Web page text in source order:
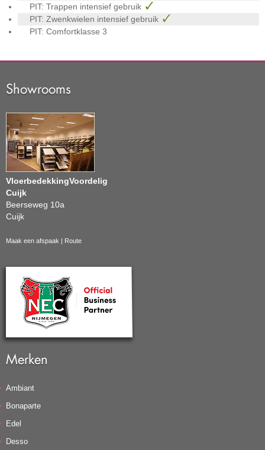
PIT: Trappen intensief gebruik
PIT: Zwenkwielen intensief gebruik
PIT: Comfortklasse 3
Showrooms
VloerbedekkingVoordelig
Cuijk
Beerseweg 10a
Cuijk
Maak een afspaak Route
Merken
Ambiant
Bonaparte
Edel
Desso